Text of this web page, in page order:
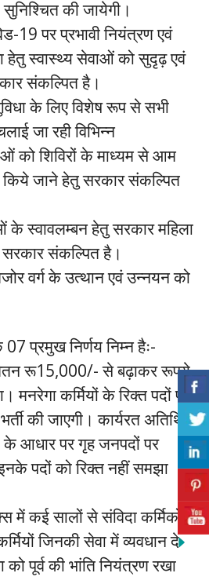
की जायेगी।
19 पर प्रभावी नियंत्रण एवं
स्वास्थ्य सेवाओं को सुदृढ़ एवं
संकल्पित है।
के लिए विशेष रूप से सभी
जा रही विभिन्न
को शिविरों के माध्यम से आम
किये जाने हेतु सरकार संकल्पित
स्वावलम्बन हेतु सरकार महिला
संकल्पित है।
वर्ग के उत्थान एवं उन्नयन को
प्रमुख निर्णय निम्न हैः-
वेतन रू15,000/- से बढ़ाकर रूपये
कर्मियों के रिक्त पदों पर
की जाएगी। कार्यरत अतिथि
के आधार पर गृह जनपदों पर
पदों को रिक्त नहीं समझा
में कई सालों से संविदा कर्मिकों के
जिनकी सेवा में व्यवधान दे
को पूर्व की भांति नियंत्रण रखा